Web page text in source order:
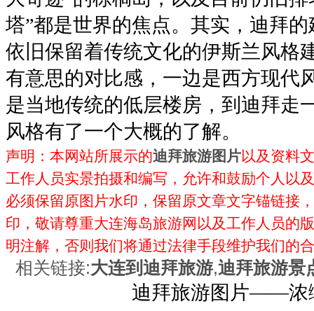
塔”都是世界的焦点。其实，迪拜
依旧保留着传统文化的伊斯兰风格
有意思的对比感，一边是西方现代
是当地传统的低层楼房，到迪拜走
风格有了一个大概的了解。
声明：本网站所展示的迪拜旅游图片以及资料
工作人员实景拍摄和编写，允许和鼓励个人以
必须保留原图片水印，保留原文章文字锚链接
印，敬请尊重大连海岛旅游网以及工作人员的
明注解，否则我们将通过法律手段维护我们的
相关链接:大连到迪拜旅游,迪拜旅游景
迪拜旅游图片——浓